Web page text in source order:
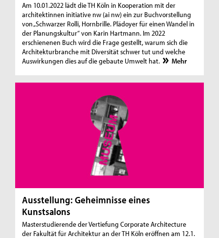
Am 10.01.2022 lädt die TH Köln in Kooperation mit der
architektinnen initiative nw (ai nw) ein zur Buchvorstellung
von „Schwarzer Rolli, Hornbrille. Plädoyer für einen Wandel in
der Planungskultur“ von Karin Hartmann. Im 2022
erschienenen Buch wird die Frage gestellt, warum sich die
Architekturbranche mit Diversität schwer tut und welche
Auswirkungen dies auf die gebaute Umwelt hat.
Mehr
Ausstellung: Geheimnisse eines
Kunstsalons
Masterstudierende der Vertiefung Corporate Architecture
der Fakultät für Architektur an der TH Köln eröffnen am 12.1.